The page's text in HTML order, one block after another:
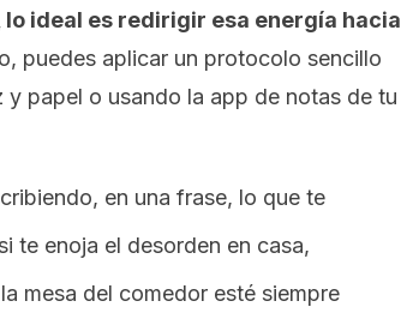
ideal es redirigir esa energía hacia
puedes aplicar un protocolo sencillo
papel o usando la app de notas de tu
en una frase, lo que te
te enoja el desorden en casa,
mesa del comedor esté siempre